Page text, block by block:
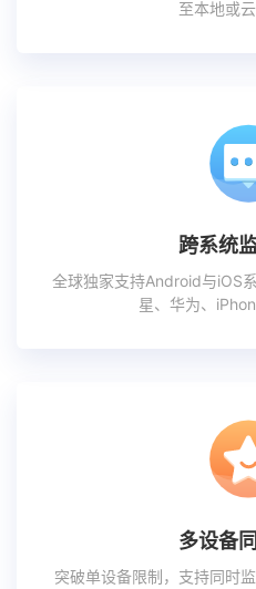
至本地或云
跨系统
全球独家支持Android与iOS
星、华为、
多设备
突破单设备限制，支持同时